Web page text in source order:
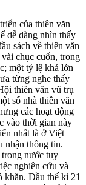
của thiên văn
dễ dàng nhìn thấy
sách về thiên văn
chục cuốn, trong
một tỷ lệ khá lớn
từng nghe thấy
thiên văn vũ trụ
số nhà thiên văn
các hoạt động
vào thời gian này
nhất là ở Việt
nhận thông tin.
nước tuy
nghiên cứu và
khăn. Đầu thế kỉ 21